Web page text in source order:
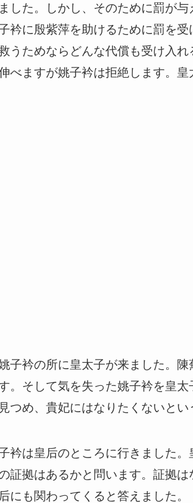
した。しかし、そのために罰が与
衿に殷紫萍を助けるために罰を
うためならどんな代償も受け入
べますが姚子衿は拒絶します。皇
子衿の所に皇太子が来ました。
。そして気を失った姚子衿を皇
つめ、貴妃にはなりたくないと
衿は皇后のところに行きました。
証拠はあるかと問います。証拠
にも関わってくると答えました。